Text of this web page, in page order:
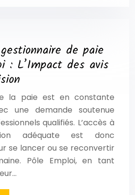
de paie
: L’Impact des avis
la paie est en constante
une demande soutenue
qualifiés. L’accès à
adéquate est donc
se lancer ou se reconvertir
Pôle Emploi, en tant